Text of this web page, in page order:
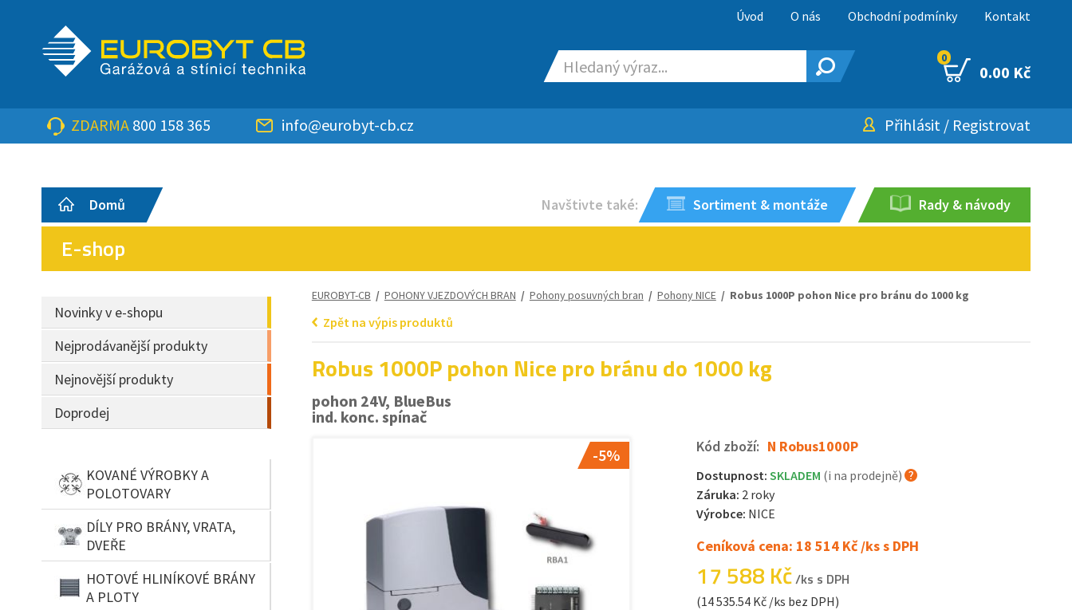
Úvod O nás Obchodní podmínky Kontakt
0
0.00 Kč
ZDARMA 800 158 365 info@eurobyt-cb.cz Přihlásit / Registrovat
Domů Navštivte také: Sortiment & montáže Rady & návody
E-shop
Novinky v e-shopu
Nejprodávanější produkty
Nejnovější produkty
Doprodej
KOVANÉ VÝROBKY A
POLOTOVARY
DÍLY PRO BRÁNY, VRATA,
DVEŘE
HOTOVÉ HLINÍKOVÉ BRÁNY
A PLOTY
EUROBYT-CB / POHONY VJEZDOVÝCH BRAN / Pohony posuvných bran / Pohony NICE/ Robus 1000P pohon Nice pro bránu do 1000 kg
Zpět na výpis produktů
Robus 1000P pohon Nice pro bránu do 1000 kg
pohon 24V, BlueBus
ind. konc. spínač
-5%
Kód zboží: N Robus1000P
Dostupnost: SKLADEM (i na prodejně)
Záruka: 2 roky
Výrobce: NICE
Ceníková cena: 18 514 Kč /ks s DPH
17 588 Kč/ks s DPH
(14 535.54 Kč /ks bez DPH)